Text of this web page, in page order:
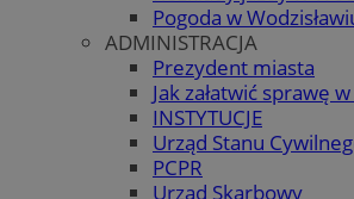
Pogoda w
ADMINISTRACJA
Prezydent miasta
Jak załatwić sprawę
INSTYTUCJE
Urząd Stanu
PCPR
Urząd Skarbowy